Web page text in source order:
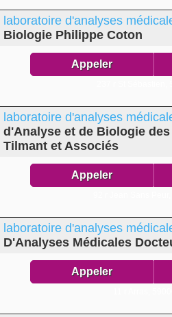
laboratoire d'analyses
Biologie Philippe Coton
Appeler
laboratoire d'analyses
d'Analyse et de Biologie
Tilmant et Associés
Appeler
laboratoire d'analyses
D'Analyses Médicales
Appeler